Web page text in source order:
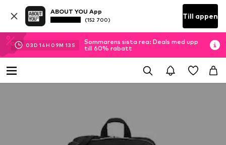
ABOUT YOU App
(152 700) Till appen
03D 14H 09M 13 S
Sommarens sista rea: Deals med upp
till 60% rabatt